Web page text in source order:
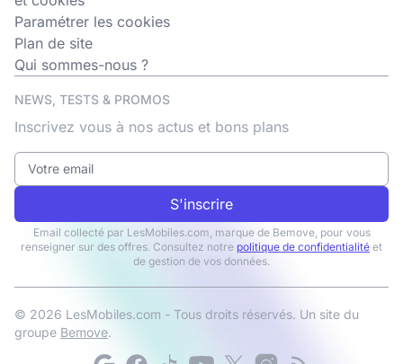
Paramétrer les cookies
Plan de site
Qui sommes-nous ?
NEWS, TESTS & PROMOS
Inscrivez vous à nos actus et bons plans
S'inscrire
Email collecté par LesMobiles.com, marque de Bemove, pour vous
renseigner sur des offres. Consultez notre politique de confidentialité et
de gestion de vos données.
© 2026 LesMobiles.com - Tous droits réservés. Un site du
groupe Bemove.